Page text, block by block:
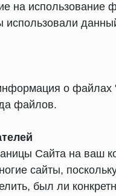
на
о файлах
файлов.
Сайта на ваш
сайты,
был ли